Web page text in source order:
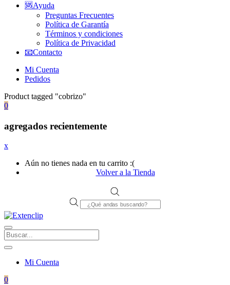
🆘Ayuda
Preguntas Frecuentes
Política de Garantía
Términos y condiciones
Política de Privacidad
📧Contacto
Mi Cuenta
Pedidos
Product tagged "cobrizo"
0
agregados recientemente
x
Aún no tienes nada en tu carrito :(
Volver a la Tienda
Products
search
Mi Cuenta
0